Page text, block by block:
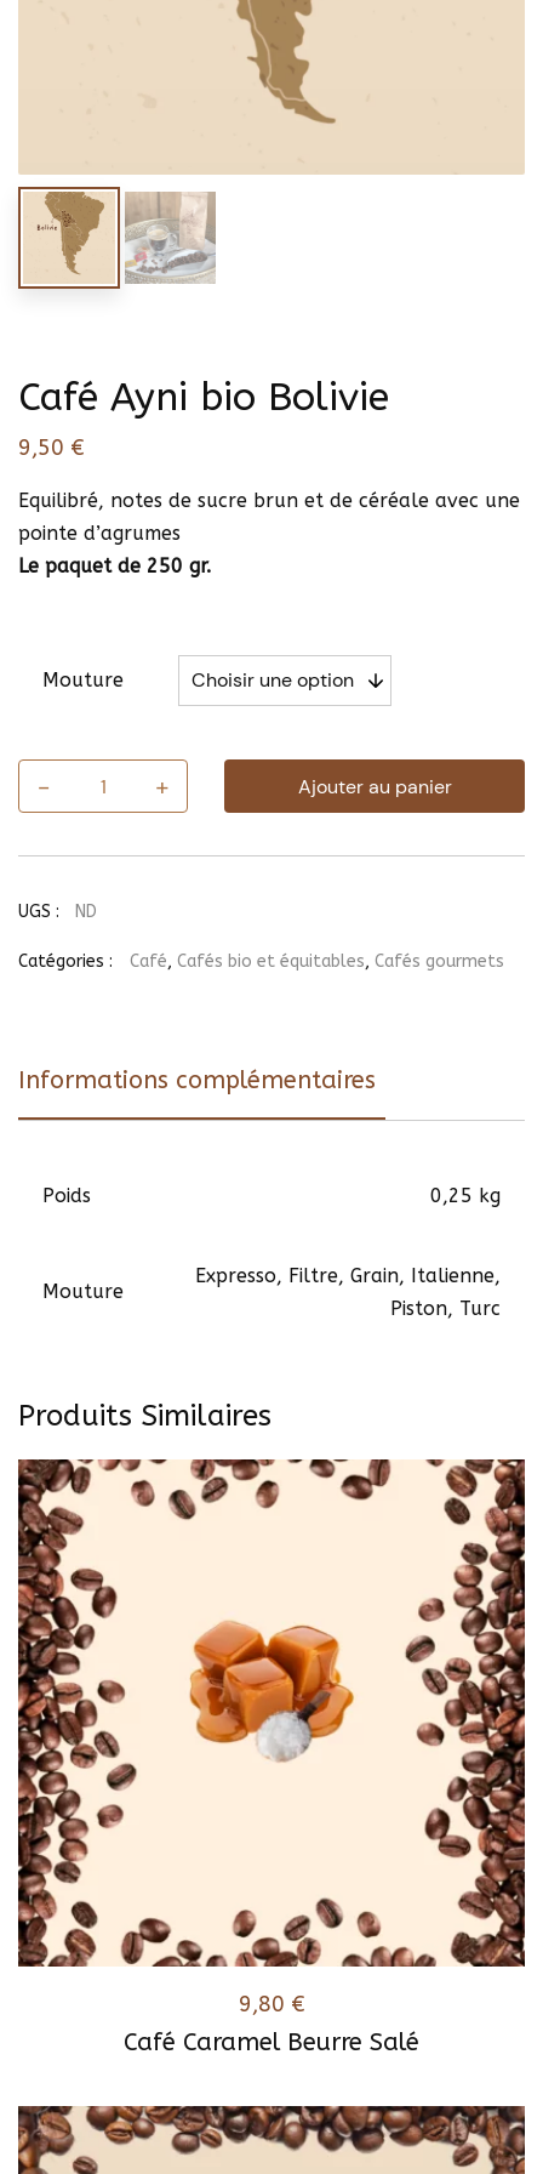
Café Ayni bio Bolivie
9,50 €
Equilibré, notes de sucre brun et de céréale avec une
pointe d’agrumes
Le paquet de 250 gr.
Mouture
-
quantité
de
Bolivie
+ Ajouter au panier
UGS : ND
Catégories : Café, Cafés bio et équitables, Cafés gourmets
Informations complémentaires
Poids 0,25 kg
Mouture
Expresso, Filtre, Grain, Italienne,
Piston, Turc
Produits Similaires
Café Caramel Beurre Salé
9,80 €
produit
a
plusieurs